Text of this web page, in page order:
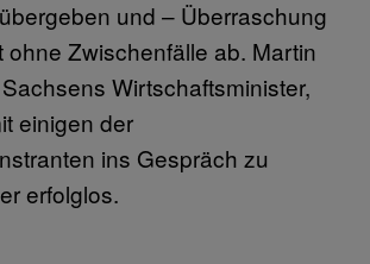
und – Überraschung
ohne Zwischenfälle ab. Martin
Wirtschaftsminister,
einigen der
ins Gespräch zu
erfolglos.